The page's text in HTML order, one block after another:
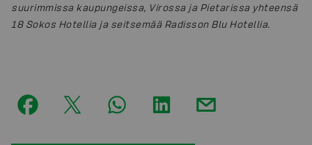
suurimmissa kaupungeissa, Virossa ja Pietarissa yhteensä
18 Sokos Hotellia ja seitsemää Radisson Blu Hotellia.